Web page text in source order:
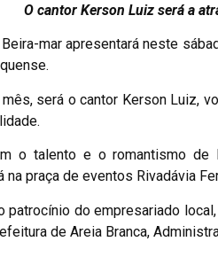
O cantor Kerson Luiz será a
mar apresentará neste
será o cantor Kerson Luiz,
o talento e o romantismo
praça de eventos Rivadávia
patrocínio do empresariado
de Areia Branca,